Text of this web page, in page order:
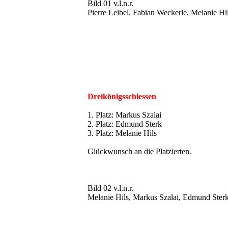
Bild 01 v.l.n.r.
Pierre Leibel, Fabian Weckerle, Melanie
Dreikönigsschiessen
1. Platz: Markus Szalai
2. Platz: Edmund Sterk
3. Platz: Melanie Hils
Glückwunsch an die Platzierten.
Bild 02 v.l.n.r.
Melanie Hils, Markus Szalai, Edmund